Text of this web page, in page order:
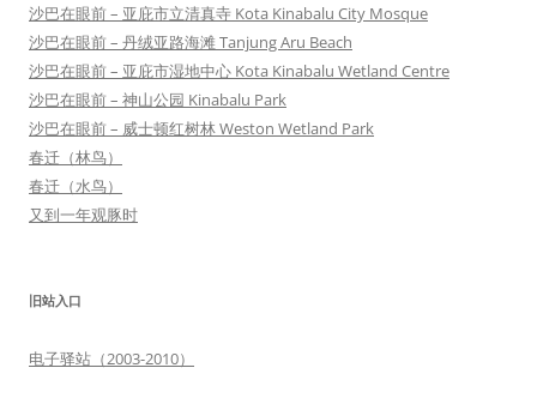
沙巴在眼前 – 亚庇市立清真寺 Kota Kinabalu City Mosque
沙巴在眼前 – 丹绒亚路海滩 Tanjung Aru Beach
沙巴在眼前 – 亚庇市湿地中心 Kota Kinabalu Wetland Centre
沙巴在眼前 – 神山公园 Kinabalu Park
沙巴在眼前 – 威士顿红树林 Weston Wetland Park
春迁（林鸟）
春迁（水鸟）
又到一年观豚时
旧站入口
电子驿站（2003-2010）